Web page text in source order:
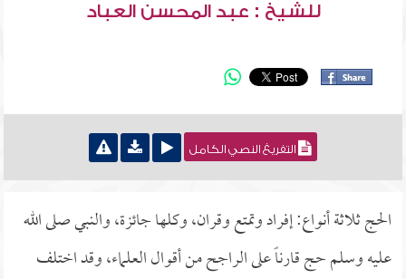
للشيخ : عبد المحسن العباد
التفريغ النصي الكامل
الحج ثلاثة أنواع: إفراد وتمتع وقران، وكلها جائزة، والنبي صلى الله
عليه وسلم حج قارناً على الراجح من أقوال العلماء، وقد اختلف